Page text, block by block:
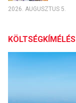
2026. AUGUSZTUS 5.
KÖLTSÉGKÍMÉLÉS